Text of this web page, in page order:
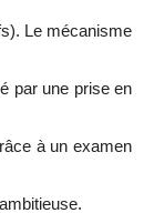
Le mécanisme
par une prise en
à un examen